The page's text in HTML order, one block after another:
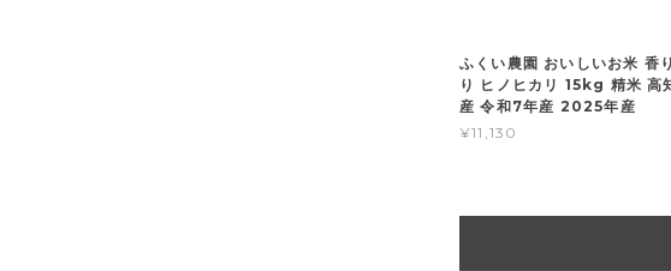
ふくい農園 おいしいお米 香
り ヒノヒカリ 15kg 精米 高
産 令和7年産 2025年産
¥11,130